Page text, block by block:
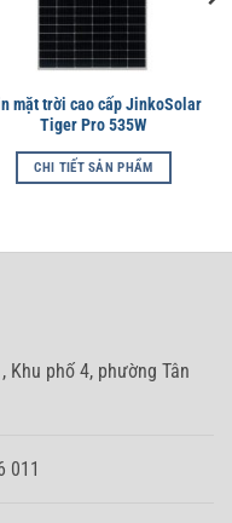
mặt trời cao cấp JinkoSolar
Tiger Pro 535W
CHI TIẾT SẢN PHẨM
Khu phố 4, phường Tân
011